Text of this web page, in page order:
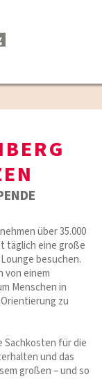
über 35.000
täglich eine große
besuchen.
von einem
Menschen in
zu
Sachkosten für die
und das
großen – und so